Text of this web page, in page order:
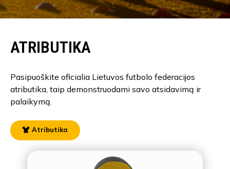
ATRIBUTIKA
Pasipuoškite oficialia Lietuvos futbolo federacijos
atributika, taip demonstruodami savo atsidavimą ir
palaikymą.
Atributika